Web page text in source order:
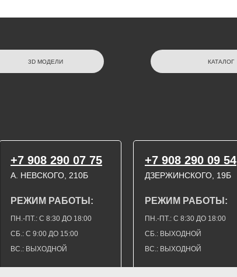
КАТАЛОГ
3D МОДЕЛИ
ДЗЕРЖИНСКОГО, 19Б
ВС.: ВЫХОДНОЙ
СБ.: С 9:00 ДО 15:00
ПН.-ПТ.: С 8:30 ДО 18:00
А. НЕВСКОГО, 210Б
+7 908 290 09 54
РЕЖИМ РАБОТЫ:
ВС.: ВЫХОДНОЙ
СБ.: ВЫХОДНОЙ
ПН.-ПТ.: С 8:30 ДО 18:00
РЕЖИМ РАБОТЫ:
+7 908 290 07 75